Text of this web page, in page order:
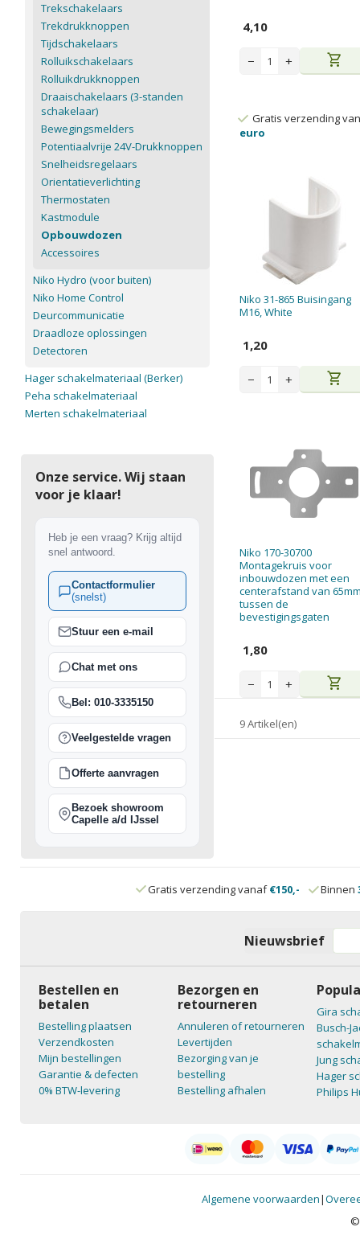
4,10
− + shopping_cart
Gratis verzending
euro
Niko 31-865 Buisingang
M16, White
1,20
− + shopping_cart
Niko 170-30700
Montagekruis voor
inbouwdozen met een
centerafstand van
tussen de
bevestigingsgaten
1,80
− + shopping_cart
9 Artikel(en)
Trekschakelaars
Trekdrukknoppen
Tijdschakelaars
Rolluikschakelaars
Rolluikdrukknoppen
Draaischakelaars (3-standen
schakelaar)
Bewegingsmelders
Potentiaalvrije 24V-Drukknoppen
Snelheidsregelaars
Orientatieverlichting
Thermostaten
Kastmodule
Opbouwdozen
Accessoires
Niko Hydro (voor buiten)
Niko Home Control
Deurcommunicatie
Draadloze oplossingen
Detectoren
Hager schakelmateriaal (Berker)
Peha schakelmateriaal
Merten schakelmateriaal
Onze service. Wij staan
voor je klaar!
Heb je een vraag? Krijg altijd
snel antwoord.
Contactformulier
(snelst)
Stuur een e-mail
Chat met ons
Bel: 010-3335150
Veelgestelde vragen
Offerte aanvragen
Bezoek showroom
Capelle a/d IJssel
Gratis verzending vanaf€150,- Binnen
Nieuwsbrief
Bestellen en
betalen
Bestelling plaatsen
Verzendkosten
Mijn bestellingen
Garantie & defecten
0% BTW-levering
Bezorgen en
retourneren
Annuleren of retourneren
Levertijden
Bezorging van je
bestelling
Bestelling afhalen
Gira
Busch-
Jung
Hager
Philips
Algemene voorwaarden|
©